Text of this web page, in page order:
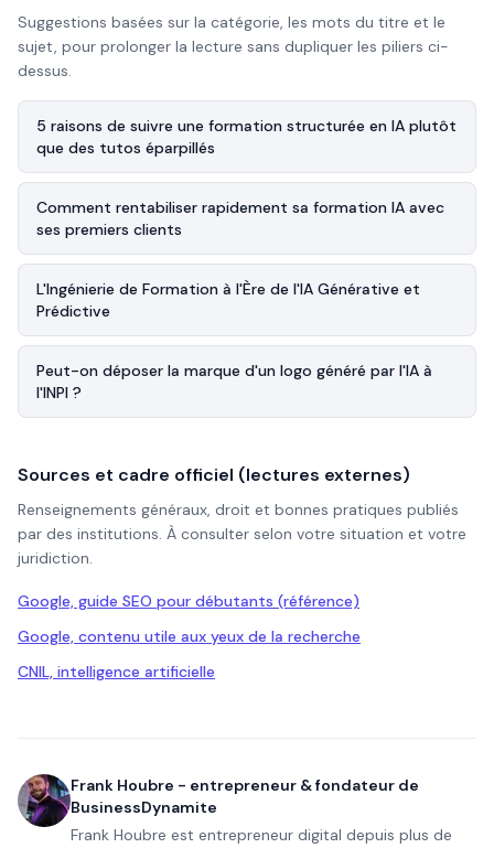
Suggestions basées sur la catégorie, les mots du titre et le
sujet, pour prolonger la lecture sans dupliquer les piliers ci-
dessus.
5 raisons de suivre une formation structurée en IA plutôt
que des tutos éparpillés
Comment rentabiliser rapidement sa formation IA avec
ses premiers clients
L'Ingénierie de Formation à l'Ère de l'IA Générative et
Prédictive
Peut-on déposer la marque d'un logo généré par l'IA à
l'INPI ?
Sources et cadre officiel (lectures externes)
Renseignements généraux, droit et bonnes pratiques publiés
par des institutions. À consulter selon votre situation et votre
juridiction.
Google, guide SEO pour débutants (référence)
Google, contenu utile aux yeux de la recherche
CNIL, intelligence artificielle
Frank Houbre - entrepreneur & fondateur de
BusinessDynamite
Frank Houbre est entrepreneur digital depuis plus de